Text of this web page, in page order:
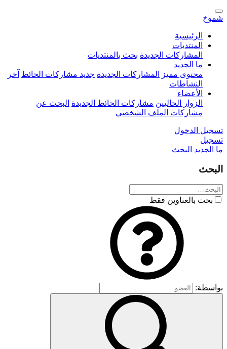
شموخ
الرئيسية
المنتديات
المشاركات الجديدة بحث بالمنتديات
ما الجديد
محتوى مميز
المشاركات الجديدة جديد مشاركات الحائط آخر
النشاطات
الأعضاء
الزوار الحاليين مشاركات الحائط الجديدة البحث عن
مشاركات الملف الشخصي
تسجيل الدخول
تسجيل
ما الجديد البحث
البحث
بحث بالعناوين فقط
بواسطة: